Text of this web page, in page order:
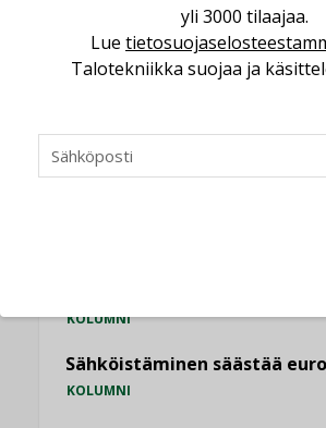
LEHDEN ARTIKKELIT ,TILAAJILLE
KATSO KAIKKI
KOLUMNI
Sähköistäminen säästää
KOLUMNI
yli 3000 tilaajaa.
Lue
Talotekniikka suojaa ja